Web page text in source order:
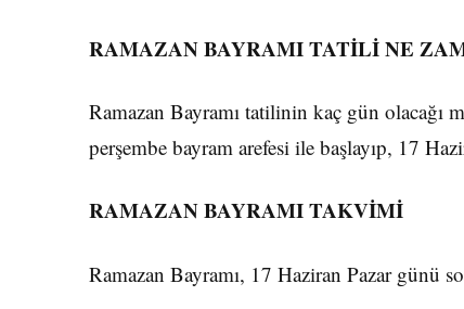
RAMAZAN BAYRAMI TATİLİ NE
Ramazan Bayramı tatilinin kaç gün olacağı
perşembe bayram arefesi ile başlayıp, 17
RAMAZAN BAYRAMI TAKVİMİ
Ramazan Bayramı, 17 Haziran Pazar günü